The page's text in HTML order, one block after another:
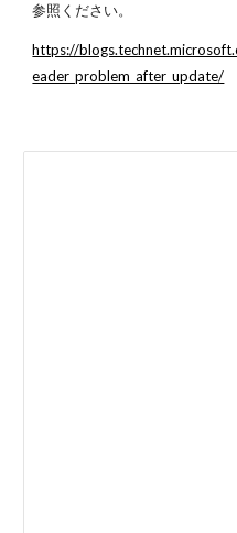
参照ください。
https://
eader_problem_after_update/